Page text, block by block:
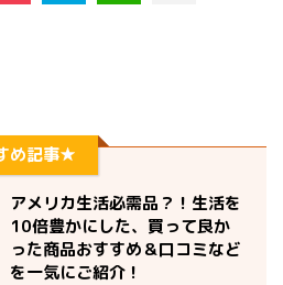
め記事★
アメリカ生活必需品？！生活を
10倍豊かにした、買って良か
った商品おすすめ＆口コミなど
を一気にご紹介！